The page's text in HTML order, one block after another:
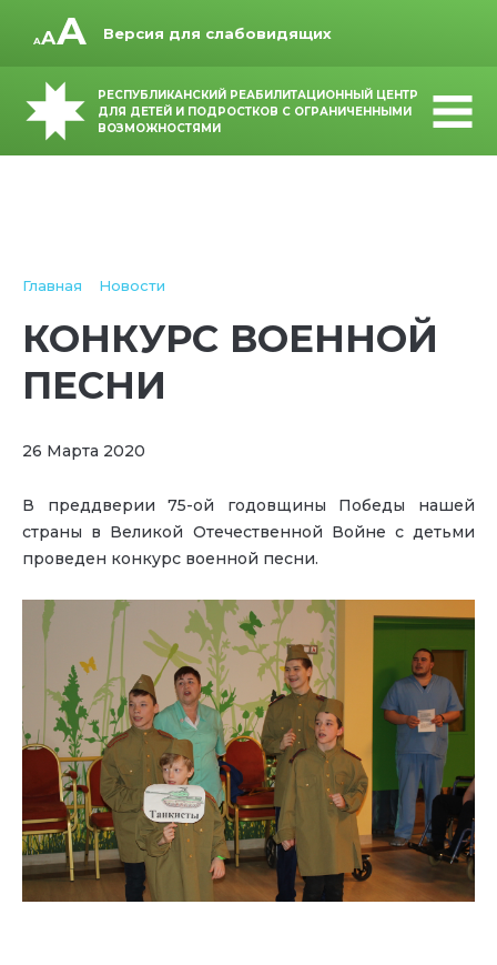
Версия для слабовидящих
РЕСПУБЛИКАНСКИЙ РЕАБИЛИТАЦИОННЫЙ ЦЕНТР
ДЛЯ ДЕТЕЙ И ПОДРОСТКОВ С ОГРАНИЧЕННЫМИ
ВОЗМОЖНОСТЯМИ
Главная Новости
КОНКУРС ВОЕННОЙ
ПЕСНИ
26 Марта 2020
В преддверии 75-ой годовщины Победы нашей
страны в Великой Отечественной Войне с детьми
проведен конкурс военной песни.